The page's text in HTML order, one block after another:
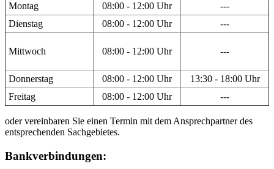
Montag 08:00 - 12:00 Uhr
---
Dienstag
08:00 - 12:00 Uhr ---
Mittwoch 08:00 - 12:00 Uhr ---
Donnerstag 08:00 - 12:00 Uhr
13:30 - 18:00 Uhr
Freitag
08:00 - 12:00 Uhr ---
oder vereinbaren Sie einen Termin mit dem Ansprechpartner des
entsprechenden Sachgebietes.
Bankverbindungen: